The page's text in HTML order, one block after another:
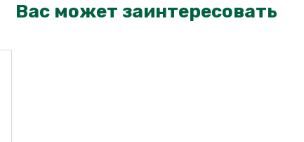
Вас может заинтересовать